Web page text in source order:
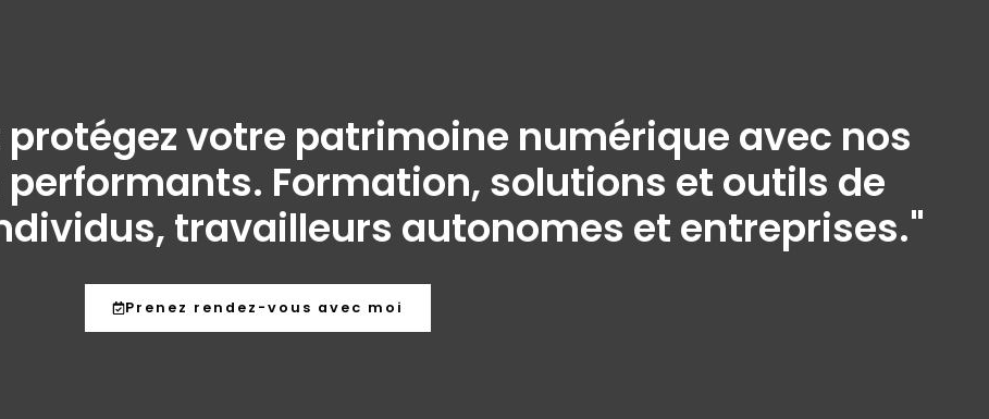
protégez votre patrimoine numérique avec nos
Formation, solutions et outils de
travailleurs autonomes et entreprises."
Prenez rendez-vous avec moi